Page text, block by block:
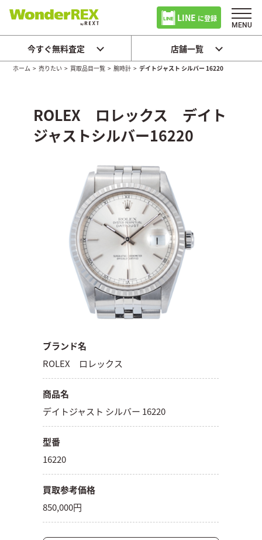
LINE に登録
今すぐ無料査定 店舗一覧
ホーム >売りたい > 買取品目一覧 >腕時計 >デイトジャスト シルバー 16220
ROLEX ロレックス デイト
ジャストシルバー16220
ブランド名
ROLEX ロレックス
商品名
デイトジャスト シルバー 16220
型番
16220
買取参考価格
850,000円